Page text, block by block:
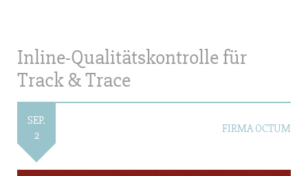
Inline-Qualitätskontrolle für
Track & Trace
SEP.
2
FIRMA OCTUM